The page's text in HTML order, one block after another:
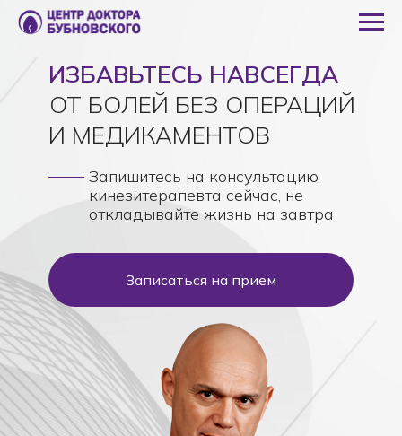
ИЗБАВЬТЕСЬ НАВСЕГДА
И МЕДИКАМЕНТОВ
Запишитесь на консультацию
кинезитерапевта сейчас, не
откладывайте жизнь на завтра
Записаться на прием
ОТ БОЛЕЙ БЕЗ ОПЕРАЦИЙ